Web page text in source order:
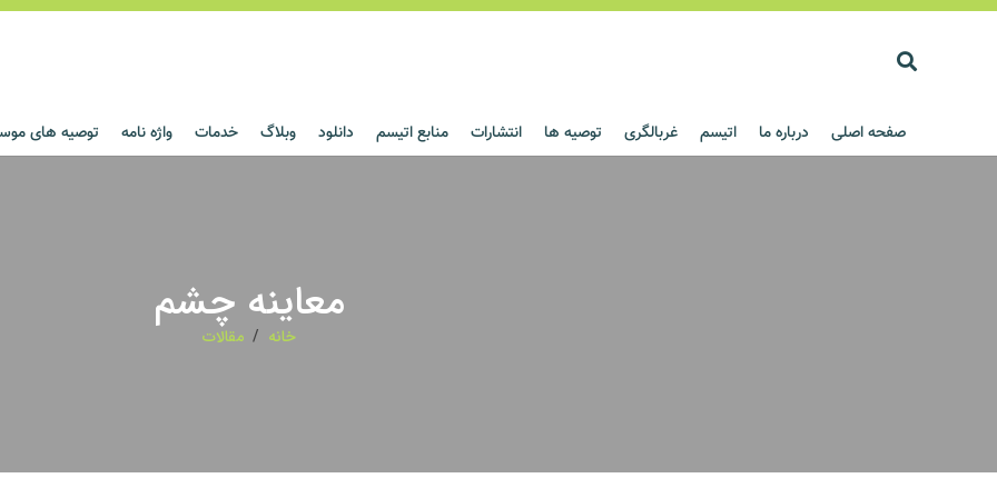
صفحه اصلی درباره ما اتیسم غربالگری توصیه ها انتشارات منابع اتیسم دانلود وبلاگ خدمات واژه نامه توصیه های
معاینه چشم
خانه / مقالات